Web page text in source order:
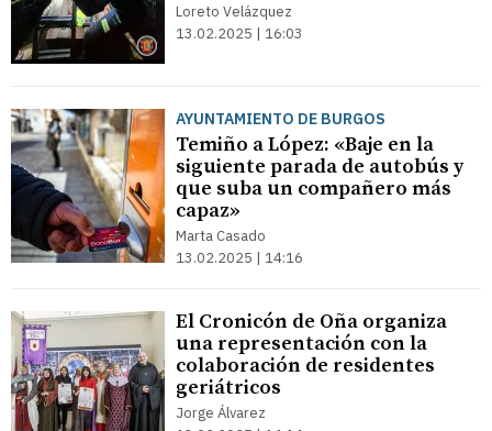
Loreto Velázquez
13.02.2025 | 16:03
AYUNTAMIENTO DE BURGOS
Temiño a López: «Baje en la
siguiente parada de autobús y
que suba un compañero más
capaz»
Marta Casado
13.02.2025 | 14:16
El Cronicón de Oña organiza
una representación con la
colaboración de residentes
geriátricos
Jorge Álvarez